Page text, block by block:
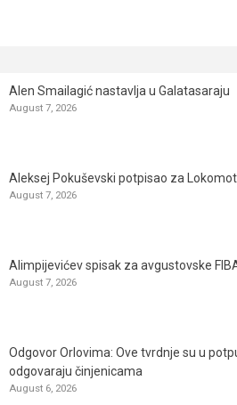
Alen Smailagić nastavlja u Galatasaraju
August 7, 2026
Aleksej Pokuševski potpisao za
August 7, 2026
Alimpijevićev spisak za avgustovske
August 7, 2026
Odgovor Orlovima: ​Ove tvrdnje su u
odgovaraju činjenicama
August 6, 2026